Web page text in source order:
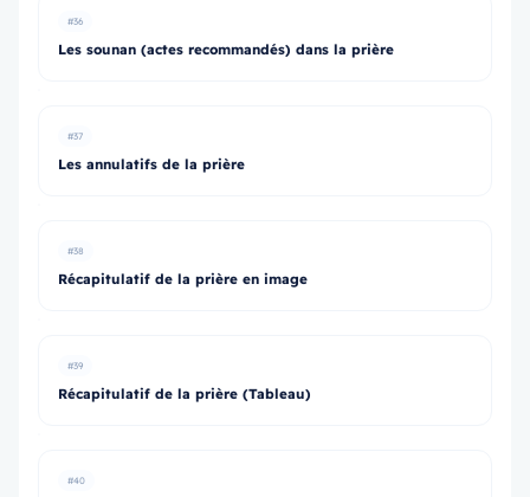
#36
Les sounan (actes recommandés) dans la prière
#37
Les annulatifs de la prière
#38
Récapitulatif de la prière en image
#39
Récapitulatif de la prière (Tableau)
#40